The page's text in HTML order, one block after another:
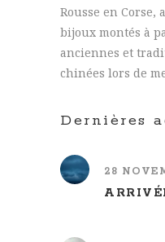
Rousse en
bijoux montés à
anciennes et
chinées lors de
Dernières
28